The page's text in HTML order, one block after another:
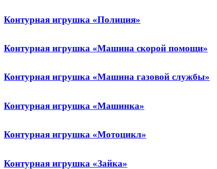
Контурная игрушка «Полиция»
Контурная игрушка «Машина скорой помощи»
Контурная игрушка «Машина газовой службы»
Контурная игрушка «Машинка»
Контурная игрушка «Мотоцикл»
Контурная игрушка «Зайка»